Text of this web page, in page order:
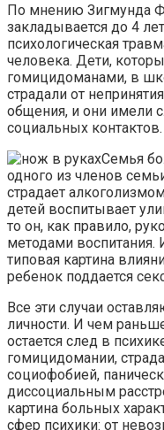
По мнению Зигмунда
закладывается до 4
психологическая
человека. Дети,
гомицидоманами, в
страдали от
общения, и они имели
социальных контактов.
Семья
одного из членов
страдает
детей воспитывает
то он, как правило,
методами воспитания.
типовая картина
ребенок поддается
Все эти случаи
личности. И чем
остается след в
гомицидомании,
социофобией,
диссоциальным
картина больных
сфер психики: от